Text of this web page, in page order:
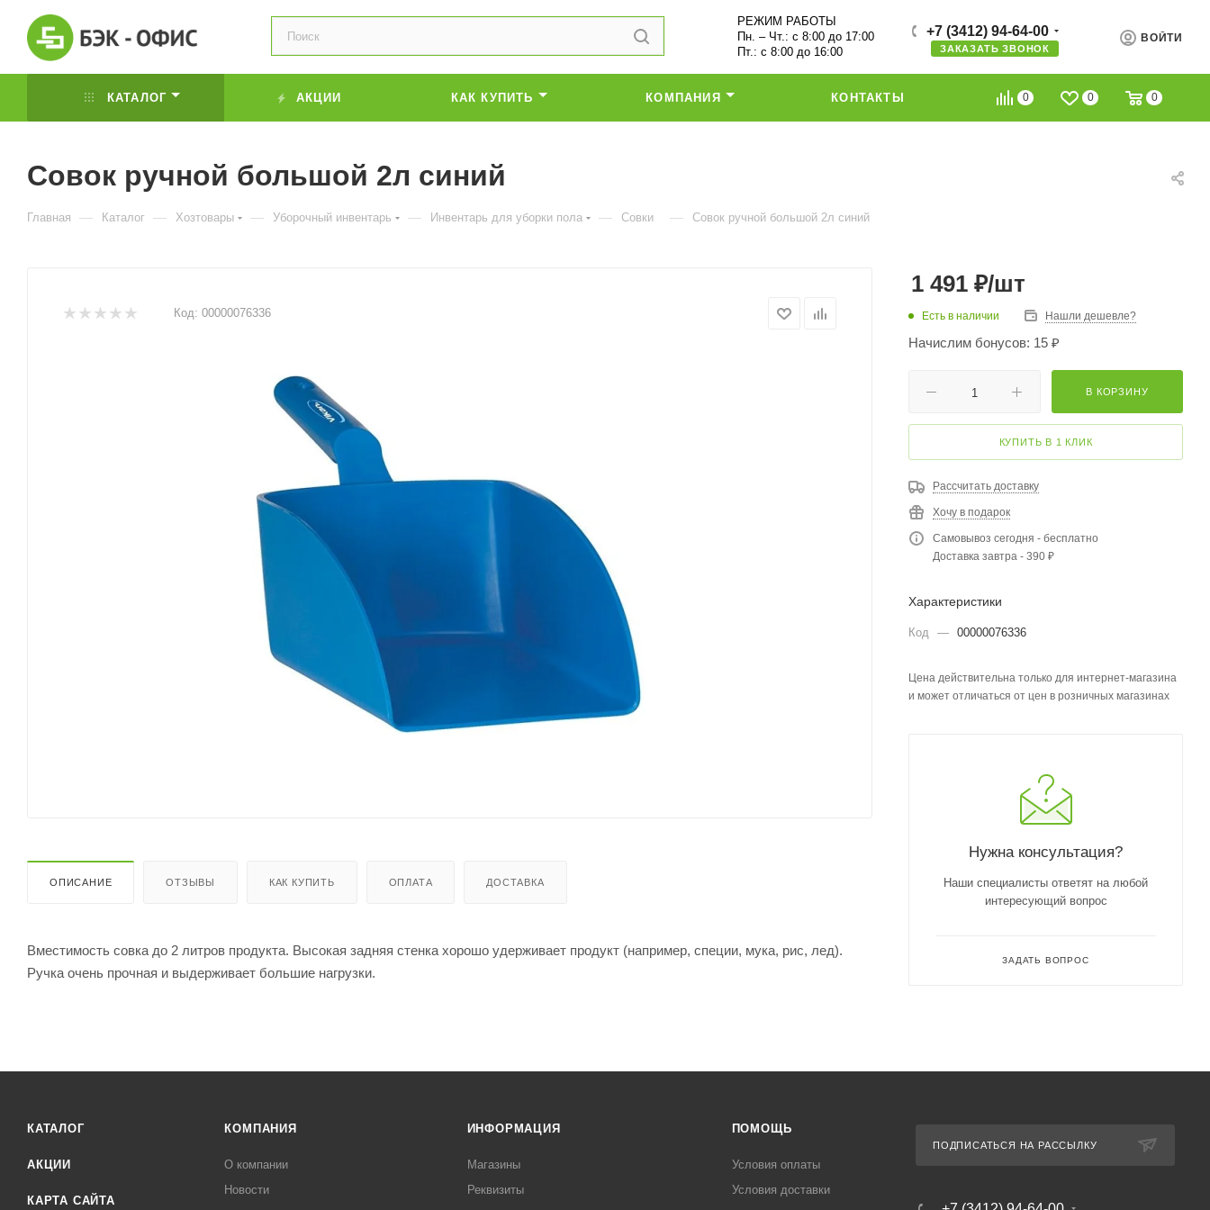
ВОЙТИ
РЕЖИМ РАБОТЫ
Пн. – Чт.: с 8:00 до 17:00
Пт.: с 8:00 до 16:00
+7 (3412) 94-64-00
ЗАКАЗАТЬ ЗВОНОК
0 0 0
КАТАЛОГ АКЦИИ КАК КУПИТЬ КОМПАНИЯ КОНТАКТЫ
Совок ручной большой 2л синий
Главная — Каталог — Хозтовары — Уборочный инвентарь — Инвентарь для уборки пола — Совки — Совок ручной большой 2л синий
Код: 00000076336
ОПИСАНИЕ ОТЗЫВЫ КАК КУПИТЬ ОПЛАТА ДОСТАВКА
Вместимость совка до 2 литров продукта. Высокая задняя стенка хорошо удерживает продукт (например, специи, мука, рис, лед).
Ручка очень прочная и выдерживает большие нагрузки.
1 491 ₽/шт
Есть в наличии Нашли дешевле?
Начислим бонусов: 15 ₽
В КОРЗИНУ
КУПИТЬ В 1 КЛИК
Рассчитать доставку
Хочу в подарок
Самовывоз сегодня - бесплатно
Доставка завтра - 390 ₽
Характеристики
Код — 00000076336
Цена действительна только для интернет-магазина
и может отличаться от цен в розничных магазинах
Нужна консультация?
Наши специалисты ответят на любой
интересующий вопрос
ЗАДАТЬ ВОПРОС
КАТАЛОГ
АКЦИИ
КАРТА САЙТА
КОМПАНИЯ
О компании
Новости
ИНФОРМАЦИЯ
Магазины
Реквизиты
ПОМОЩЬ
Условия оплаты
Условия доставки
ПОДПИСАТЬСЯ НА РАССЫЛКУ